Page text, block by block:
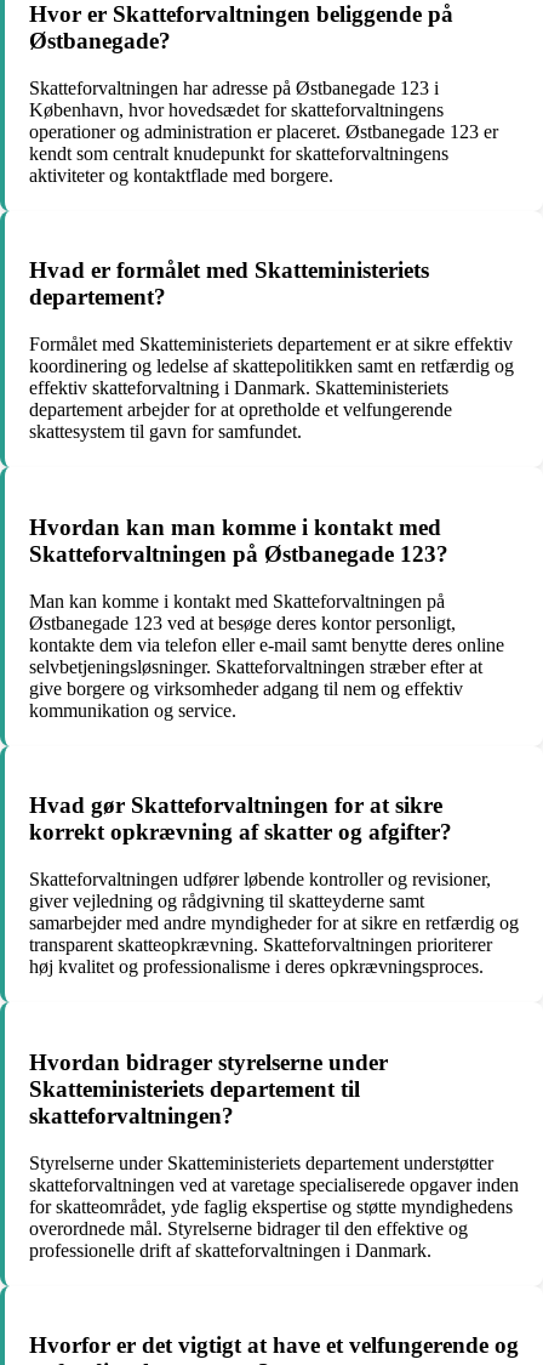
Hvor er Skatteforvaltningen beliggende på
Østbanegade?
Skatteforvaltningen har adresse på Østbanegade 123 i
København, hvor hovedsædet for skatteforvaltningens
operationer og administration er placeret. Østbanegade 123 er
kendt som centralt knudepunkt for skatteforvaltningens
aktiviteter og kontaktflade med borgere.
Hvad er formålet med Skatteministeriets
departement?
Formålet med Skatteministeriets departement er at sikre effektiv
koordinering og ledelse af skattepolitikken samt en retfærdig og
effektiv skatteforvaltning i Danmark. Skatteministeriets
departement arbejder for at opretholde et velfungerende
skattesystem til gavn for samfundet.
Hvordan kan man komme i kontakt med
Skatteforvaltningen på Østbanegade 123?
Man kan komme i kontakt med Skatteforvaltningen på
Østbanegade 123 ved at besøge deres kontor personligt,
kontakte dem via telefon eller e-mail samt benytte deres online
selvbetjeningsløsninger. Skatteforvaltningen stræber efter at
give borgere og virksomheder adgang til nem og effektiv
kommunikation og service.
Hvad gør Skatteforvaltningen for at sikre
korrekt opkrævning af skatter og afgifter?
Skatteforvaltningen udfører løbende kontroller og revisioner,
giver vejledning og rådgivning til skatteyderne samt
samarbejder med andre myndigheder for at sikre en retfærdig og
transparent skatteopkrævning. Skatteforvaltningen prioriterer
høj kvalitet og professionalisme i deres opkrævningsproces.
Hvordan bidrager styrelserne under
Skatteministeriets departement til
skatteforvaltningen?
Styrelserne under Skatteministeriets departement understøtter
skatteforvaltningen ved at varetage specialiserede opgaver inden
for skatteområdet, yde faglig ekspertise og støtte myndighedens
overordnede mål. Styrelserne bidrager til den effektive og
professionelle drift af skatteforvaltningen i Danmark.
Hvorfor er det vigtigt at have et velfungerende og